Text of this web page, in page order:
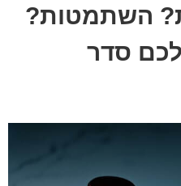
השתמטות?
סדר